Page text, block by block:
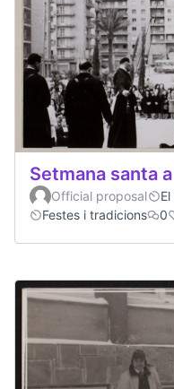
Setmana santa
Official proposal
Festes i tradicions
0